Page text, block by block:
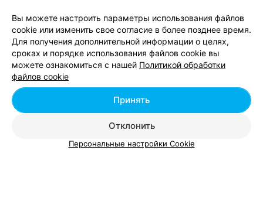
Добавить компанию
Добавить специалиста
Вы можете настроить параметры использования файлов
cookie или изменить свое согласие в более позднее время.
Для получения дополнительной информации о целях,
сроках и порядке использования файлов cookie вы
можете ознакомиться с нашей Политикой обработки
файлов cookie
Отклонить
Принять
Персональные настройки Cookie